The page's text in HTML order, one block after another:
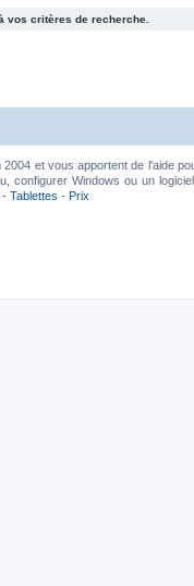
vos critères de recherche.
et vous apportent de l'aide
configurer Windows ou un
- Tablettes - Prix